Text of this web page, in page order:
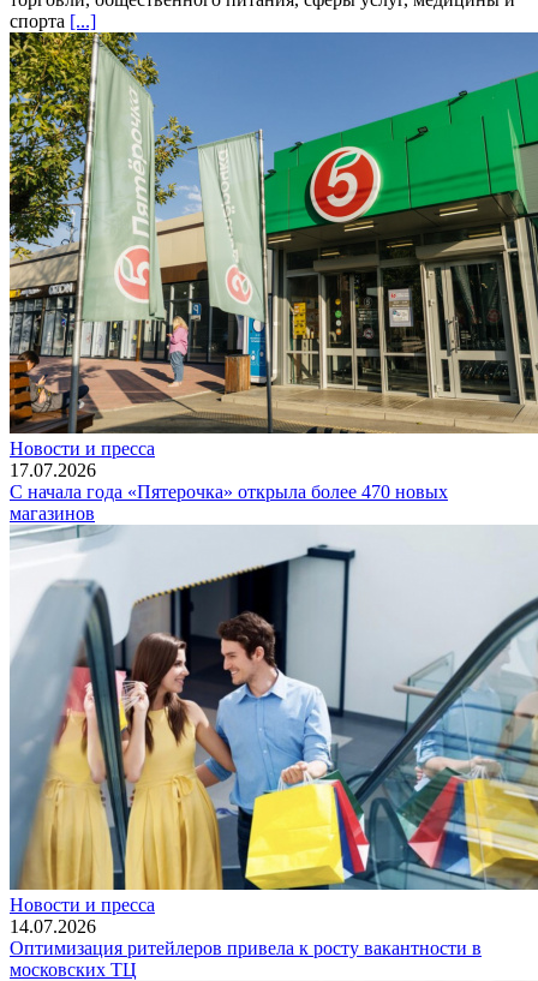
спорта [...]
Новости и пресса
17.07.2026
С начала года «Пятерочка» открыла более 470 новых
магазинов
Новости и пресса
14.07.2026
Оптимизация ритейлеров привела к росту вакантности в
московских ТЦ